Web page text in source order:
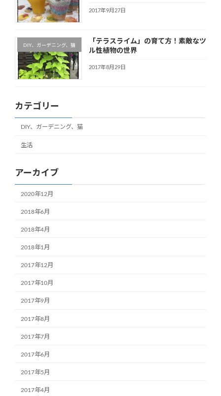
2017年9月27日
DIY、ガーデニング、猫
「テラスライム」の育て方！素敵なツ
ル性植物の世界
2017年8月29日
カテゴリー
DIY、ガーデニング、猫
生活
アーカイブ
2020年12月
2018年6月
2018年4月
2018年1月
2017年12月
2017年10月
2017年9月
2017年8月
2017年7月
2017年6月
2017年5月
2017年4月